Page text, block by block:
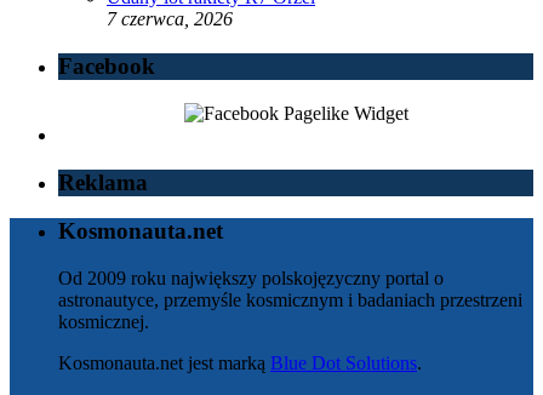
7 czerwca, 2026
Facebook
Reklama
Kosmonauta.net
Od 2009 roku największy polskojęzyczny portal o
astronautyce, przemyśle kosmicznym i badaniach przestrzeni
kosmicznej.
Kosmonauta.net jest marką Blue Dot Solutions.